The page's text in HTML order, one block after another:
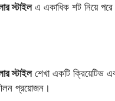
স্টাইলএ একাধিক শট নিয়ে পরে
স্টাইলশেখা একটি ক্রিয়েটিভ
প্রয়োজন।